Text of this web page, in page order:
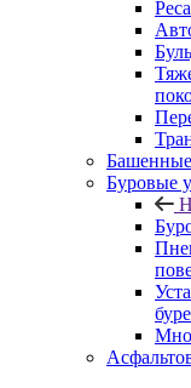
Буровые